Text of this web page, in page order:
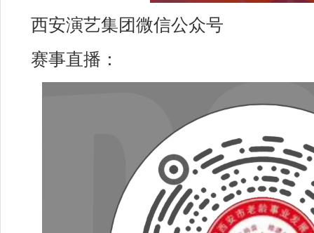
西安演艺集团微信公众号
赛事直播：